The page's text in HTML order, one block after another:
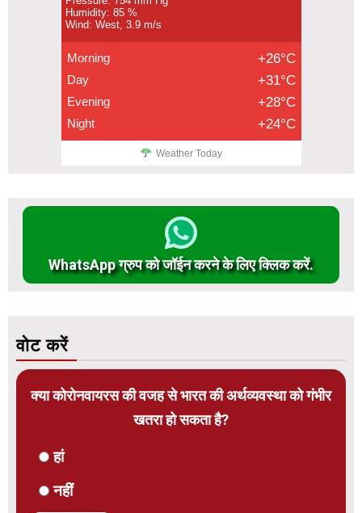
Humidity: 85 %
Wind: West, 3.9 m/s
Morning +26°C
Day +31°C
Evening +28°C
Night +24°C
Weather Today
WhatsApp ग्रुप को जॉईन करने के लिए क्लिक करें.
वोट करें
क्या कोरोनवायरस की वजह से भारत की अर्थव्यवस्था को गंभीर
खतरा हो सकता है?
हां
नहीं